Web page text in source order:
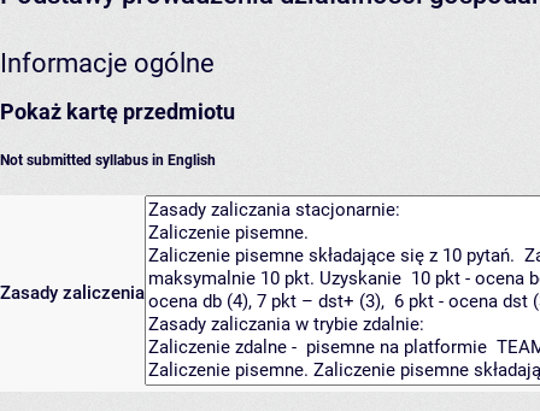
Informacje ogólne
Pokaż kartę przedmiotu
Not submitted syllabus in English
Zasady zaliczenia